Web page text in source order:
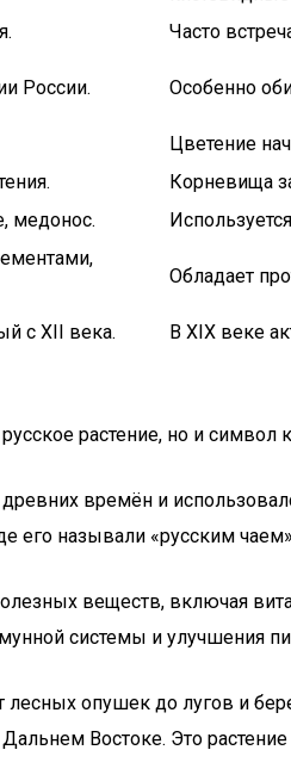
Часто
России. Особенно
Цветение
Корневища
медонос.
Обладает
с XII века.
В XIX веке
растение, но и
времён и
его называли «русским
веществ, включая
системы и улучшения
лесных опушек до лугов и
Востоке. Это